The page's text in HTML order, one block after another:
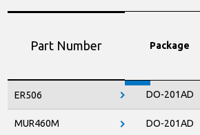
Part Number
ER506
MUR460M
Package
DO-201AD
DO-201AD